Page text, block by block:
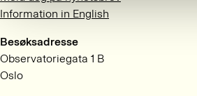
Information in English
Besøksadresse
Observatoriegata 1 B
Oslo